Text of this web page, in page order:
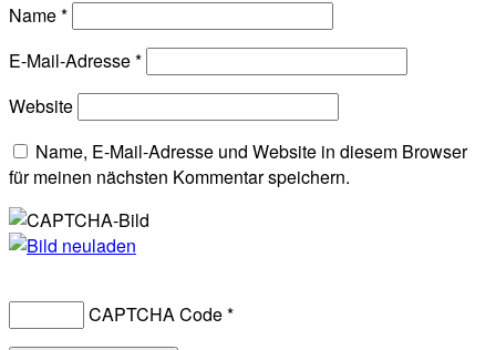
Name*
E-Mail-Adresse*
Website
Name, E-Mail-Adresse und Website in diesem Browser
für meinen nächsten Kommentar speichern.
CAPTCHA Code*